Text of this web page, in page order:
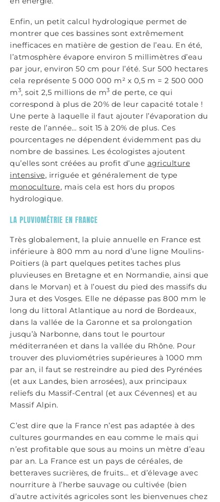
Enfin, un petit calcul hydrologique permet de
montrer que ces bassines sont extrêmement
inefficaces en matière de gestion de l’eau. En été,
l’atmosphère évapore environ 5 millimètres d’eau
par jour, environ 50 cm pour l’été. Sur 500 hectares
cela représente 5 000 000 m² x 0,5 m = 2 500 000
m3, soit 2,5 millions de m3 de perte, ce qui
correspond à plus de 20% de leur capacité totale !
Une perte à laquelle il faut ajouter l’évaporation du
reste de l’année… soit 15 à 20% de plus. Ces
pourcentages ne dépendent évidemment pas du
nombre de bassines. Les écologistes ajoutent
qu’elles sont créées au profit d’une agriculture
intensive, irriguée et généralement de type
monoculture, mais cela est hors du propos
hydrologique.
LA PLUVIOMÉTRIE EN FRANCE
Très globalement, la pluie annuelle en France est
inférieure à 800 mm au nord d’une ligne Moulins-
Poitiers (à part quelques petites taches plus
pluvieuses en Bretagne et en Normandie, ainsi que
dans le Morvan) et à l’ouest du pied des massifs du
Jura et des Vosges. Elle ne dépasse pas 800 mm le
long du littoral Atlantique au nord de Bordeaux,
dans la vallée de la Garonne et sa prolongation
jusqu’à Narbonne, dans tout le pourtour
méditerranéen et dans la vallée du Rhône. Pour
trouver des pluviométries supérieures à 1000 mm
par an, il faut se restreindre au pied des Pyrénées
(et aux Landes, bien arrosées), aux principaux
reliefs du Massif-Central (et aux Cévennes) et au
Massif Alpin.
C’est dire que la France n’est pas adaptée à des
cultures gourmandes en eau comme le maïs qui
n’est profitable que sous au moins un mètre d’eau
par an. La France est un pays de céréales, de
betteraves sucrières, de fruits… et d’élevage avec
nourriture à l’herbe sauvage ou cultivée (bien
d’autre activités agricoles sont les bienvenues chez